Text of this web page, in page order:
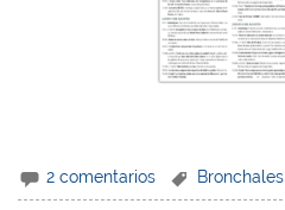
2 comentarios Bronchales